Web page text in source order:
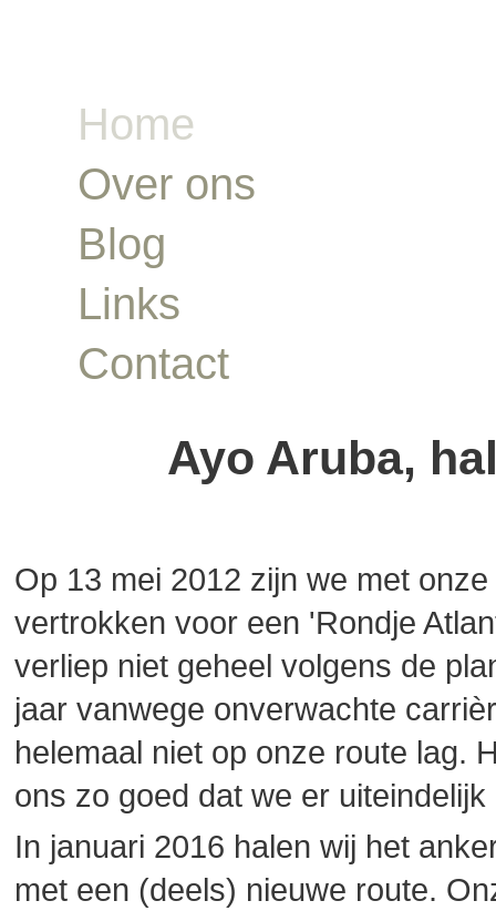
Home
Over ons
Blog
Links
Contact
Ayo Aruba,
Op 13 mei 2012 zijn we met
vertrokken voor een 'Rondje
verliep niet geheel volgens de
jaar vanwege onverwachte
helemaal niet op onze route lag.
ons zo goed dat we er
In januari 2016 halen wij het
met een (deels) nieuwe route.